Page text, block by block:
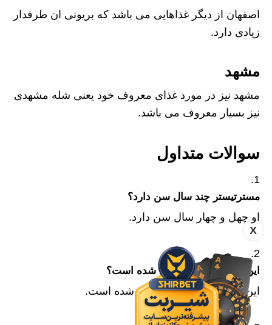
X
اصفهان از دیگر غذاهایی می باشد که بریونی ان طرفدار
زیادی دارد.
مشهد
مشهد نیز در مورد غذای معروف خود یعنی شله مشهدی
نیز بسیار معروف می باشد.
سوالات متداول
مسترتیستر چند سال سن دارد؟
او چهل و چهار سال سن دارد.
این شخص در کجا متولد شده است؟
این شخص در انگلیس متولد شده است.